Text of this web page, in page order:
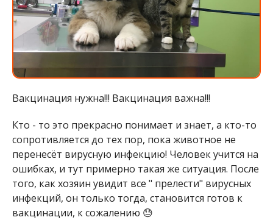
Вакцинация нужна!!! Вакцинация важна!!!
Кто - то это прекрасно понимает и знает, а кто-то
сопротивляется до тех пор, пока животное не
перенесёт вирусную инфекцию! Человек учится на
ошибках, и тут примерно такая же ситуация. После
того, как хозяин увидит все " прелести" вирусных
инфекций, он только тогда, становится готов к
вакцинации, к сожалению 😓